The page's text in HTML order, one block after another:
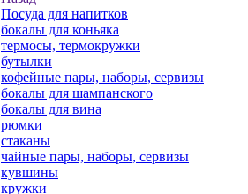
Посуда для напитков
бокалы для коньяка
термосы, термокружки
бутылки
кофейные пары, наборы, сервизы
бокалы для шампанского
бокалы для вина
рюмки
стаканы
чайные пары, наборы, сервизы
кувшины
кружки